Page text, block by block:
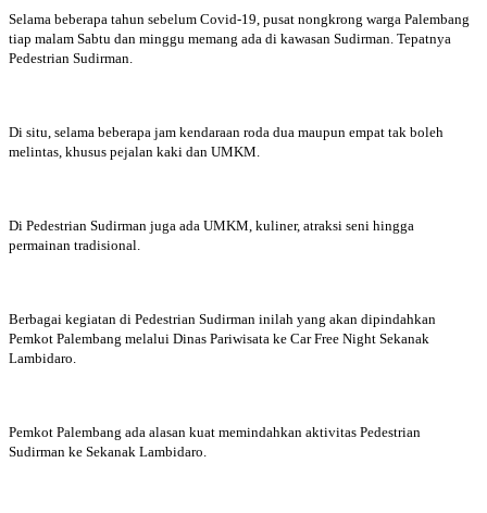
Selama beberapa tahun sebelum Covid-19, pusat nongkrong warga Palembang
tiap malam Sabtu dan minggu memang ada di kawasan Sudirman. Tepatnya
Pedestrian Sudirman.
Di situ, selama beberapa jam kendaraan roda dua maupun empat tak boleh
melintas, khusus pejalan kaki dan UMKM.
Di Pedestrian Sudirman juga ada UMKM, kuliner, atraksi seni hingga
permainan tradisional.
Berbagai kegiatan di Pedestrian Sudirman inilah yang akan dipindahkan
Pemkot Palembang melalui Dinas Pariwisata ke Car Free Night Sekanak
Lambidaro.
Pemkot Palembang ada alasan kuat memindahkan aktivitas Pedestrian
Sudirman ke Sekanak Lambidaro.